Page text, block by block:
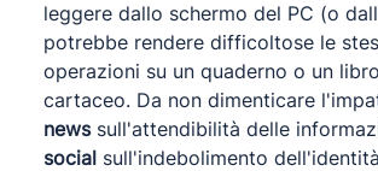
leggere dallo schermo del PC (o
potrebbe rendere difficoltose le
operazioni su un quaderno o un
cartaceo. Da non dimenticare
newssull'attendibilità delle
social sull'indebolimento